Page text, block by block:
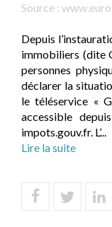
Source :
Depuis
immobiliers (dite
personnes
déclarer la
le téléservice «
accessible
impots.gouv.fr. L’...
Lire la suite